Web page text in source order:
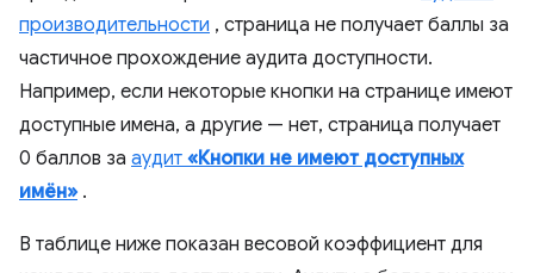
производительности , страница не получает баллы за
частичное прохождение аудита доступности.
Например, если некоторые кнопки на странице имеют
доступные имена, а другие — нет, страница получает
0 баллов за аудит «Кнопки не имеют доступных
имён» .
В таблице ниже показан весовой коэффициент для